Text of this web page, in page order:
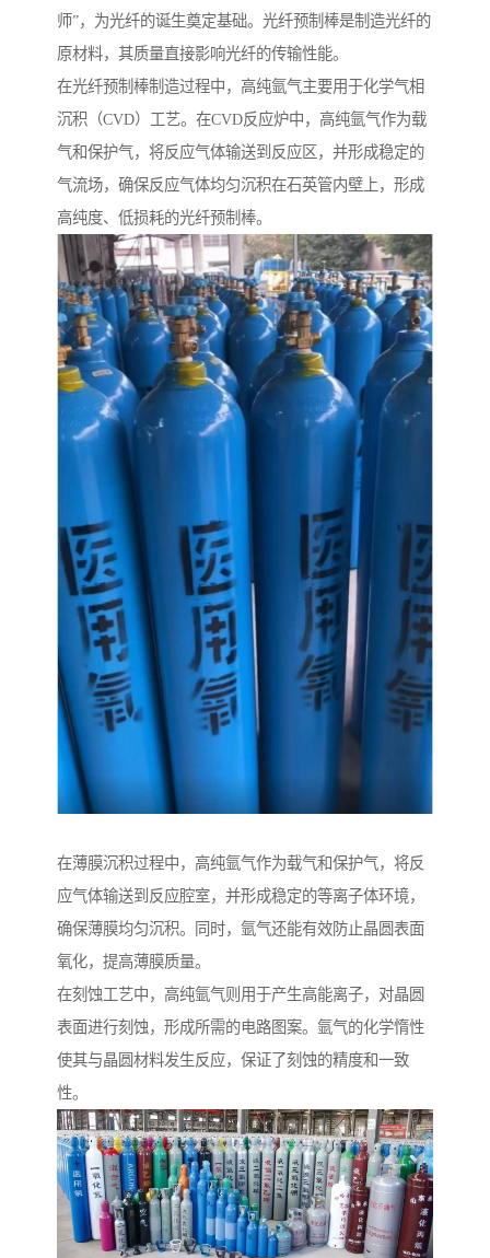
师”，为光纤的诞生奠定基础。光纤预制棒是制造光纤的
原材料，其质量直接影响光纤的传输性能。
在光纤预制棒制造过程中，高纯氩气主要用于化学气相
沉积（CVD）工艺。在CVD反应炉中，高纯氩气作为载
气和保护气，将反应气体输送到反应区，并形成稳定的
气流场，确保反应气体均匀沉积在石英管内壁上，形成
高纯度、低损耗的光纤预制棒。
在薄膜沉积过程中，高纯氩气作为载气和保护气，将反
应气体输送到反应腔室，并形成稳定的等离子体环境，
确保薄膜均匀沉积。同时，氩气还能有效防止晶圆表面
氧化，提高薄膜质量。
在刻蚀工艺中，高纯氩气则用于产生高能离子，对晶圆
表面进行刻蚀，形成所需的电路图案。氩气的化学惰性
使其与晶圆材料发生反应，保证了刻蚀的精度和一致
性。